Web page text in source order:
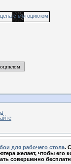
для рабочего стола.
желает, чтобы его
совершенно